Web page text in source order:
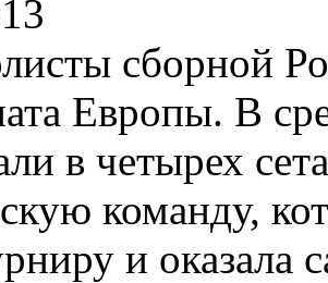
сборной
Европы. В
в четырех
команду,
и оказала